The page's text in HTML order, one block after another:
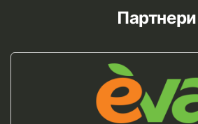
Партнери